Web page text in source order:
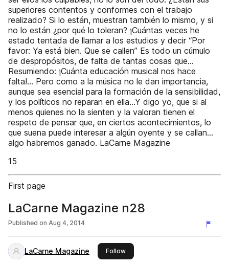
superiores contentos y conformes con el trabajo
realizado? Si lo están, muestran también lo mismo, y si
no lo están ¿por qué lo toleran? ¡Cuántas veces he
estado tentada de llamar a los estudios y decir “Por
favor: Ya está bien. Que se callen” Es todo un cúmulo
de despropósitos, de falta de tantas cosas que…
Resumiendo: ¡Cuánta educación musical nos hace
falta!... Pero como a la música no le dan importancia,
aunque sea esencial para la formación de la sensibilidad,
y los políticos no reparan en ella…Y digo yo, que si al
menos quienes no la sienten y la valoran tienen el
respeto de pensar que, en ciertos acontecimientos, lo
que suena puede interesar a algún oyente y se callan…
algo habremos ganado. LaCarne Magazine
15
First page
LaCarne Magazine n28
Published on Aug 4, 2014
LaCarne Magazine Followthis publisher